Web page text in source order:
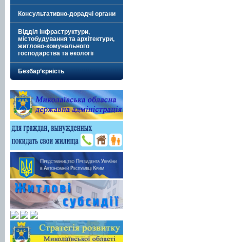
Консультативно-дорадчі органи
Відділ інфраструктури,
містобудування та архітектури,
житлово-комунального
господарства та екології
Безбар’єрність